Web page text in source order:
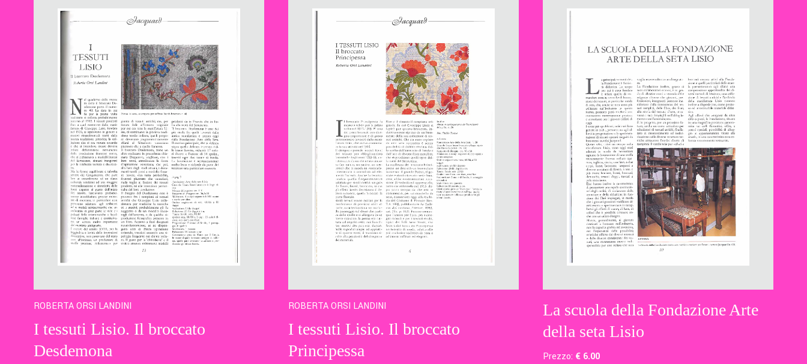
ROBERTA ORSI LANDINI
I tessuti Lisio. Il broccato
Desdemona
ROBERTA ORSI LANDINI
I tessuti Lisio. Il broccato
Principessa
La scuola della Fondazione Arte
della seta Lisio
Prezzo: € 6.00